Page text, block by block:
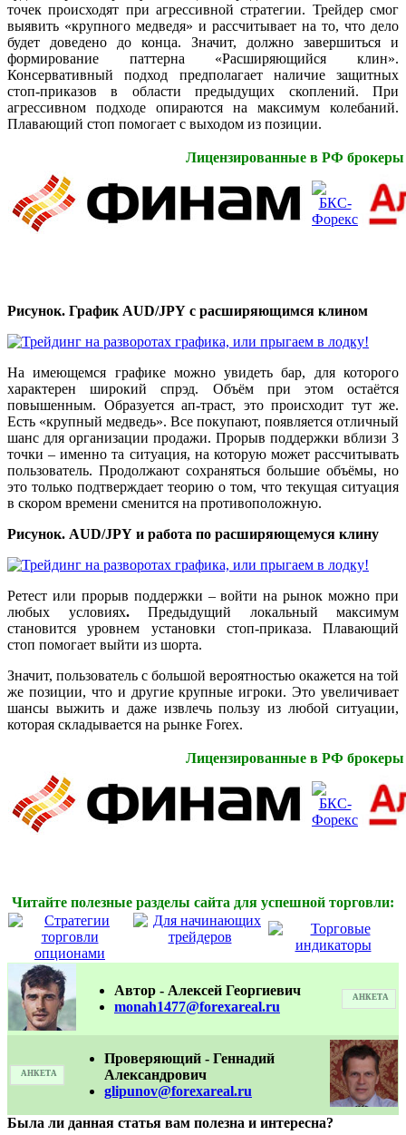
точек происходят при агрессивной стратегии. Трейдер смог
выявить «крупного медведя» и рассчитывает на то, что дело
будет доведено до конца. Значит, должно завершиться и
формирование паттерна «Расширяющийся клин».
Консервативный подход предполагает наличие защитных
стоп-приказов в области предыдущих скоплений. При
агрессивном подходе опираются на максимум колебаний.
Плавающий стоп помогает с выходом из позиции.
Лицензированные в РФ брокеры
Рисунок. График AUD/JPY с расширяющимся клином
На имеющемся графике можно увидеть бар, для которого
характерен широкий спрэд. Объём при этом остаётся
повышенным. Образуется ап-траст, это происходит тут же.
Есть «крупный медведь». Все покупают, появляется отличный
шанс для организации продажи. Прорыв поддержки вблизи 3
точки – именно та ситуация, на которую может рассчитывать
пользователь. Продолжают сохраняться большие объёмы, но
это только подтверждает теорию о том, что текущая ситуация
в скором времени сменится на противоположную.
Рисунок. AUD/JPY и работа по расширяющемуся клину
Ретест или прорыв поддержки – войти на рынок можно при
любых условиях.Предыдущий локальный максимум
становится уровнем установки стоп-приказа. Плавающий
стоп помогает выйти из шорта.
Значит, пользователь с большой вероятностью окажется на той
же позиции, что и другие крупные игроки. Это увеличивает
шансы выжить и даже извлечь пользу из любой ситуации,
которая складывается на рынке Forex.
Лицензированные в РФ брокеры
Читайте полезные разделы сайта для успешной торговли:
Автор - Алексей Георгиевич
monah1477@forexareal.ru
АНКЕТА
АНКЕТА
Проверяющий - Геннадий
Александрович
glipunov@forexareal.ru
Была ли данная статья вам полезна и интересна?